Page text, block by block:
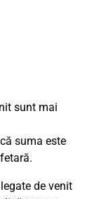
sunt mai
suma este
de venit